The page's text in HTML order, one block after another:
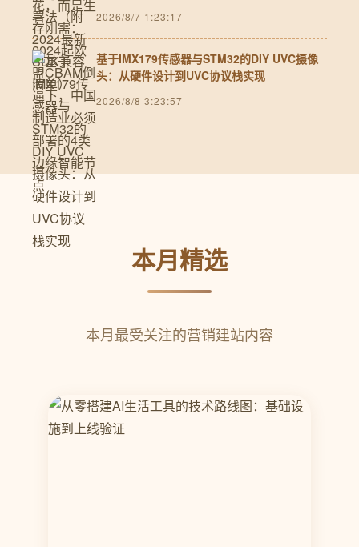
2026/8/7 1:23:17
基于IMX179传感器与STM32的DIY UVC摄像
头：从硬件设计到UVC协议栈实现
2026/8/8 3:23:57
本月精选
本月最受关注的营销建站内容